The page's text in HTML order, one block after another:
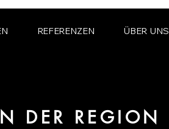
REFERENZEN ÜBER UNS
DER REGION